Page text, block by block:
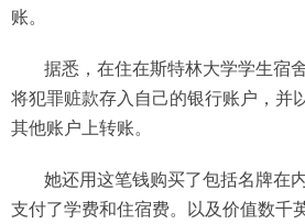
账。
据悉，在住在斯特林大学学生宿
将犯罪赃款存入自己的银行账户，并
其他账户上转账。
她还用这笔钱购买了包括名牌在
支付了学费和住宿费。以及价值数千